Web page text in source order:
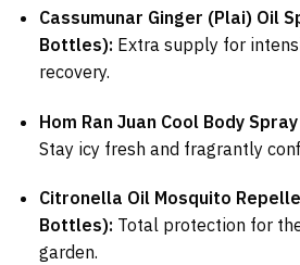
Cassumunar Ginger (Plai) Oil
Bottles): Extra supply for
recovery.
Hom Ran Juan Cool Body
Stay icy fresh and fragrantly
Citronella Oil Mosquito
Bottles): Total protection for
garden.